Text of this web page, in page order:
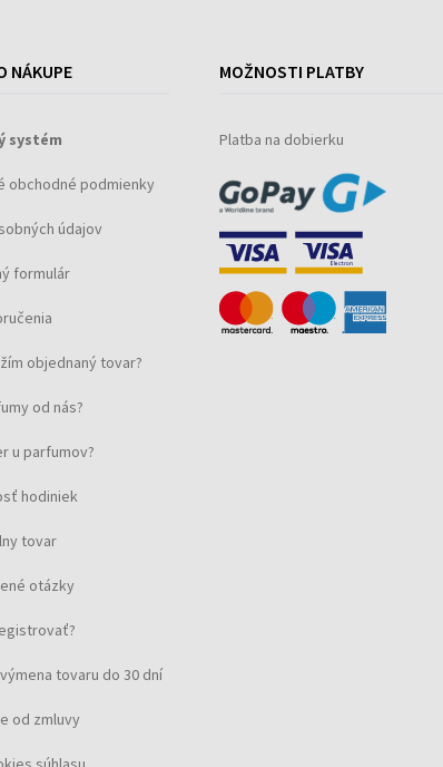
NÁKUPE
systém
obchodné podmienky
údajov
formulár
objednaný tovar?
od nás?
u parfumov?
hodiniek
tovar
otázky
tovaru do 30 dní
od zmluvy
MOŽNOSTI PLATBY
Platba na dobierku